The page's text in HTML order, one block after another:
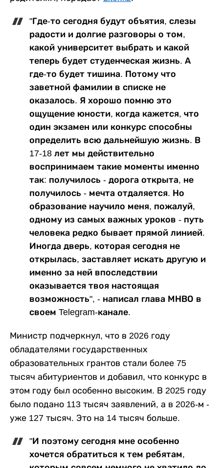
"Где-то сегодня будут объятия, слезы
радости и долгие разговоры о том,
какой университет выбрать и какой
теперь будет студенческая жизнь. А
где-то будет тишина. Потому что
заветной фамилии в списке не
оказалось. Я хорошо помню это
ощущение юности, когда кажется, что
один экзамен или конкурс способны
определить всю дальнейшую жизнь. В
17-18 лет мы действительно
воспринимаем такие моменты именно
так: получилось - дорога открыта, не
получилось - мечта отдаляется. Но
образование научило меня, пожалуй,
одному из самых важных уроков - путь
человека редко бывает прямой линией.
Иногда дверь, которая сегодня не
открылась, заставляет искать другую и
именно за ней впоследствии
оказывается твоя настоящая
возможность", - написал глава МНВО в
своем Telegram-канале.
Министр подчеркнул, что в 2026 году
обладателями государственных
образовательных грантов стали более 75
тысяч абитуриентов и добавил, что конкурс в
этом году был особенно высоким. В 2025 году
было подано 113 тысяч заявлений, а в 2026-м -
уже 127 тысяч. Это на 14 тысяч больше.
"И поэтому сегодня мне особенно
хочется обратиться к тем ребятам,